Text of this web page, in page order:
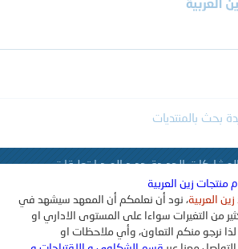
بحث بالمنتديات
الجديدة جديد الميديا تعليقات
منتجات جديدة آخر النشاطات
الجديدة بحث بالوسائط
منتجات زين العربية
العربية، نود أن نعلمكم أن المعهد سيشهد في
من التغيرات سواءا على المستوى الاداري او
نرجو منكم التعاون، وأي ملاحظات او